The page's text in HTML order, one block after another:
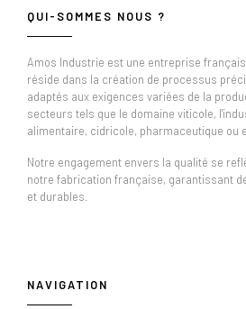
QUI-SOMMES NOUS ?
Amos Industrie est une entreprise
réside dans la création de processus
adaptés aux exigences variées de la
secteurs tels que le domaine viticole,
alimentaire, cidricole, pharmaceutique ou
Notre engagement envers la qualité se
notre fabrication française, garantissant
et durables.
NAVIGATION